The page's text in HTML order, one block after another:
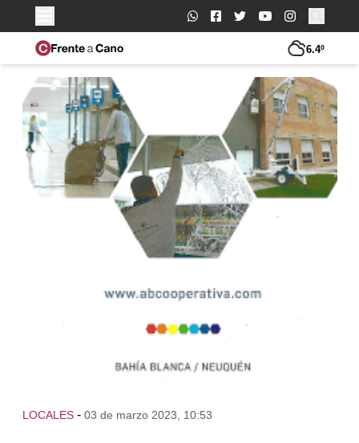
Buscar:
6.4º
LOCALES - 03 de marzo 2023, 10:53